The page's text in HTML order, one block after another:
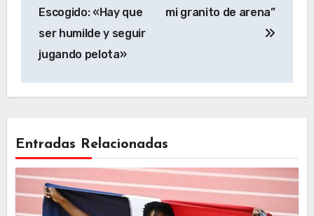
entradas
Escogido: «Hay que
ser humilde y seguir
jugando pelota»
mi granito de arena”
Entradas Relacionadas